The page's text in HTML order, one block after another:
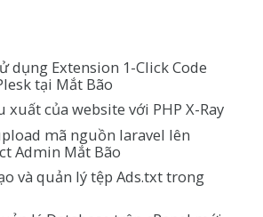
dụng Extension 1-Click Code
tại Mắt Bão
xuất của website với PHP X-Ray
mã nguồn laravel lên
Admin Mắt Bão
và quản lý tệp Ads.txt trong